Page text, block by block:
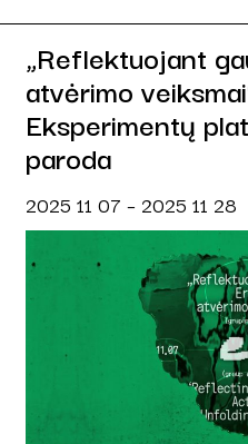
„Reflektuojant
atvėrimo
Eksperimentų
paroda
2025 11 07 – 2025 11 28